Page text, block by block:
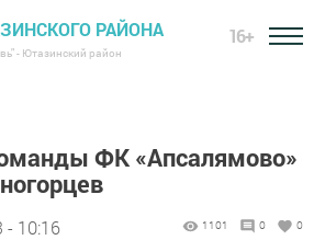
РАЙОНА
- Ютазинский район
16+
ФК «Апсалямово»
- 10:16 1101 0 0